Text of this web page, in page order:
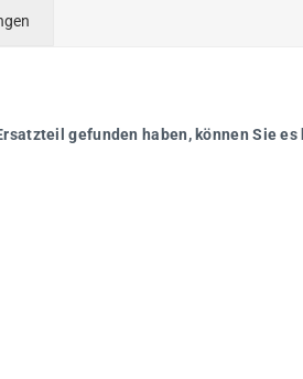
gefunden haben, können Sie